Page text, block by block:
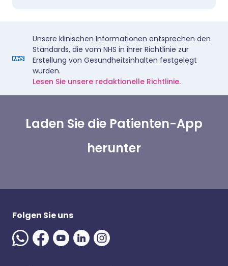
Unsere klinischen Informationen entsprechen den
Standards, die vom NHS in ihrer Richtlinie zur
Erstellung von Gesundheitsinhalten festgelegt
wurden.
Lesen Sie unsere redaktionelle Richtlinie.
Laden Sie die Patienten-App
herunter
Folgen Sie uns